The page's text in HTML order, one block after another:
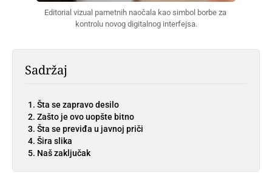
Editorial vizual pametnih naočala kao simbol borbe za
kontrolu novog digitalnog interfejsa.
Sadržaj
Šta se zapravo desilo
Zašto je ovo uopšte bitno
Šta se previđa u javnoj priči
Šira slika
Naš zaključak